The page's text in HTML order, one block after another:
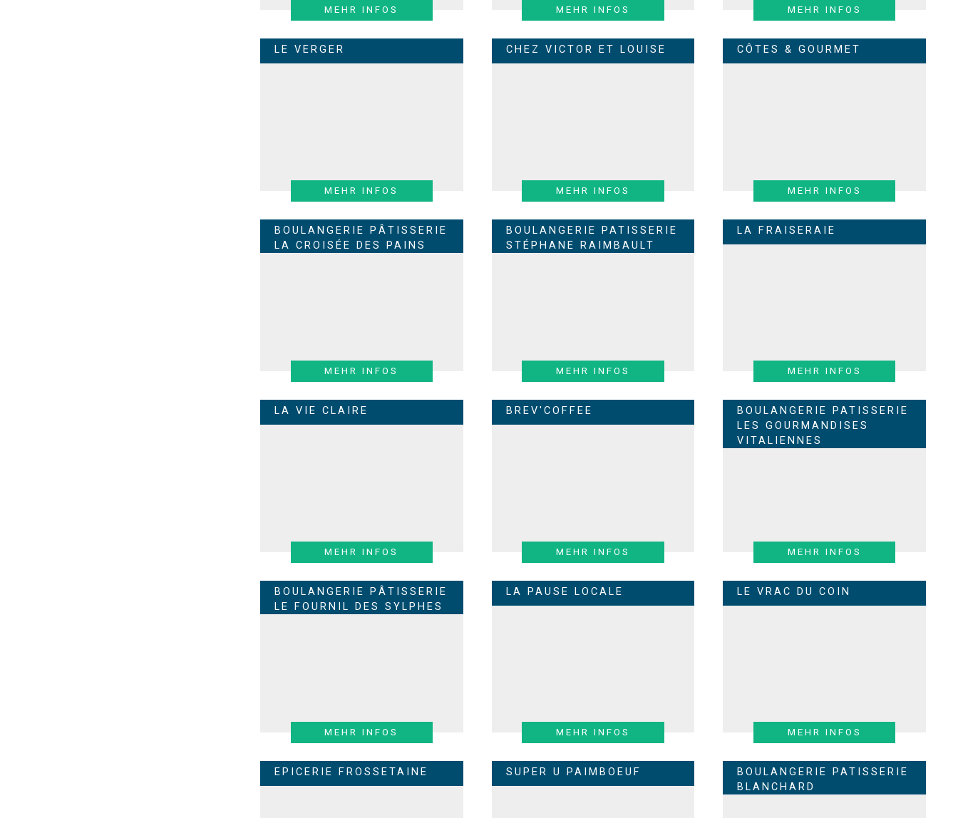
MEHR INFOS MEHR INFOS MEHR INFOS
LE VERGER
MEHR INFOS
CHEZ VICTOR ET LOUISE
MEHR INFOS
CÔTES & GOURMET
MEHR INFOS
BOULANGERIE PÂTISSERIE
LA CROISÉE DES PAINS
MEHR INFOS
BOULANGERIE PATISSERIE
STÉPHANE RAIMBAULT
MEHR INFOS
LA FRAISERAIE
MEHR INFOS
LA VIE CLAIRE
MEHR INFOS
BREV'COFFEE
MEHR INFOS
BOULANGERIE PATISSERIE
LES GOURMANDISES
VITALIENNES
MEHR INFOS
BOULANGERIE PÂTISSERIE
LE FOURNIL DES SYLPHES
MEHR INFOS
LA PAUSE LOCALE
MEHR INFOS
LE VRAC DU COIN
MEHR INFOS
EPICERIE FROSSETAINE SUPER U PAIMBOEUF
BOULANGERIE PATISSERIE
BLANCHARD